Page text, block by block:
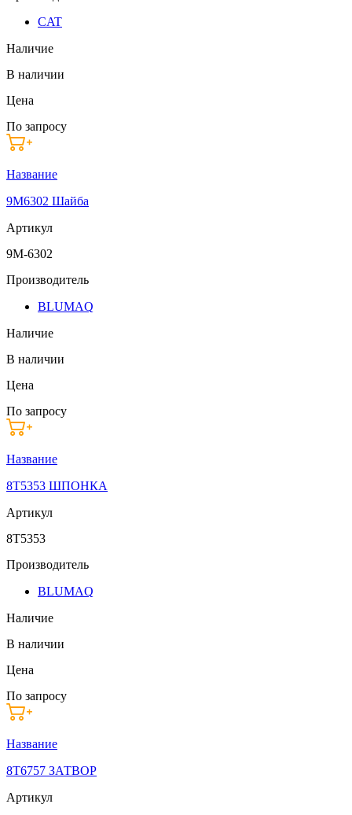
CAT
Наличие
В наличии
Цена
По запросу
Название
9M6302 Шайба
Артикул
9M-6302
Производитель
BLUMAQ
Наличие
В наличии
Цена
По запросу
Название
8T5353 ШПОНКА
Артикул
8T5353
Производитель
BLUMAQ
Наличие
В наличии
Цена
По запросу
Название
8T6757 ЗАТВОР
Артикул